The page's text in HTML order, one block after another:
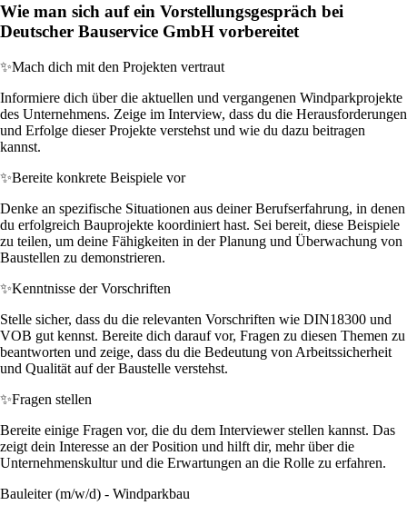
Wie man sich auf ein Vorstellungsgespräch bei
Deutscher Bauservice GmbH vorbereitet
✨Mach dich mit den Projekten vertraut
Informiere dich über die aktuellen und vergangenen Windparkprojekte
des Unternehmens. Zeige im Interview, dass du die Herausforderungen
und Erfolge dieser Projekte verstehst und wie du dazu beitragen
kannst.
✨Bereite konkrete Beispiele vor
Denke an spezifische Situationen aus deiner Berufserfahrung, in denen
du erfolgreich Bauprojekte koordiniert hast. Sei bereit, diese Beispiele
zu teilen, um deine Fähigkeiten in der Planung und Überwachung von
Baustellen zu demonstrieren.
✨Kenntnisse der Vorschriften
Stelle sicher, dass du die relevanten Vorschriften wie DIN18300 und
VOB gut kennst. Bereite dich darauf vor, Fragen zu diesen Themen zu
beantworten und zeige, dass du die Bedeutung von Arbeitssicherheit
und Qualität auf der Baustelle verstehst.
✨Fragen stellen
Bereite einige Fragen vor, die du dem Interviewer stellen kannst. Das
zeigt dein Interesse an der Position und hilft dir, mehr über die
Unternehmenskultur und die Erwartungen an die Rolle zu erfahren.
Bauleiter (m/w/d) - Windparkbau